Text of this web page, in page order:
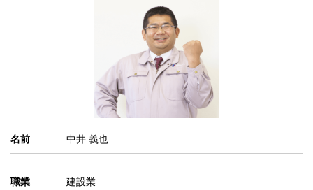
名前 中井 義也
職業 建設業